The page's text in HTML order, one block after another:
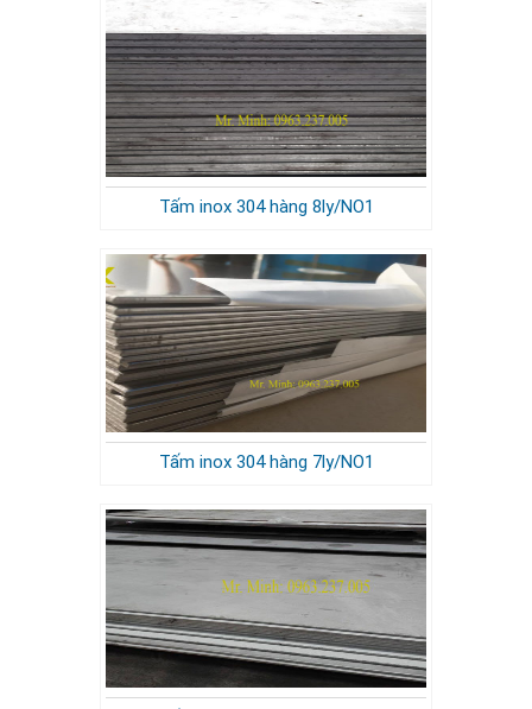
Tấm inox 304 hàng 8ly/NO1
Tấm inox 304 hàng 7ly/NO1